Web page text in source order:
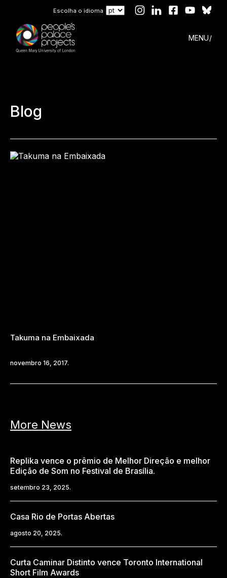
Escolha o idioma
MENU
Blog
Takuma na Embaixada
novembro 16, 2017.
More News
Replika vence o prêmio de Melhor Direção e melhor
Edição de Som no Festival de Brasília.
setembro 23, 2025.
Casa Rio de Portas Abertas
agosto 20, 2025.
Curta Caminar Distinto vence Toronto International
Short Film Awards